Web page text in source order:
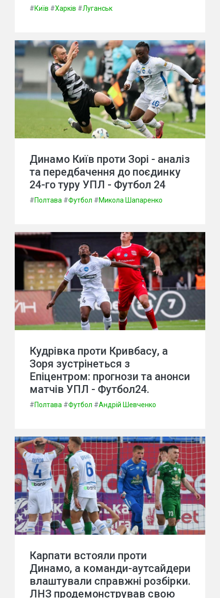
#Київ #Харків #Луганськ
Динамо Київ проти Зорі - аналіз
та передбачення до поєдинку
24-го туру УПЛ - Футбол 24
#Полтава #Футбол #Микола Шапаренко
Кудрівка проти Кривбасу, а
Зоря зустрінеться з
Епіцентром: прогнози та анонси
матчів УПЛ - Футбол24.
#Полтава #Футбол #Андрій Шевченко
Карпати встояли проти
Динамо, а команди-аутсайдери
влаштували справжні розбірки.
ЛНЗ продемонстрував свою